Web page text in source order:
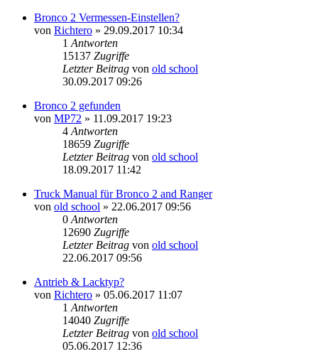
Bronco 2 Vermessen-Einstellen?
von Richtero » 29.09.2017 10:34
1 Antworten
15137 Zugriffe
Letzter Beitrag von old school
30.09.2017 09:26
Bronco 2 gefunden
von MP72 » 11.09.2017 19:23
4 Antworten
18659 Zugriffe
Letzter Beitrag von old school
18.09.2017 11:42
Truck Manual für Bronco 2 and Ranger
von old school » 22.06.2017 09:56
0 Antworten
12690 Zugriffe
Letzter Beitrag von old school
22.06.2017 09:56
Antrieb & Lacktyp?
von Richtero » 05.06.2017 11:07
1 Antworten
14040 Zugriffe
Letzter Beitrag von old school
05.06.2017 12:36